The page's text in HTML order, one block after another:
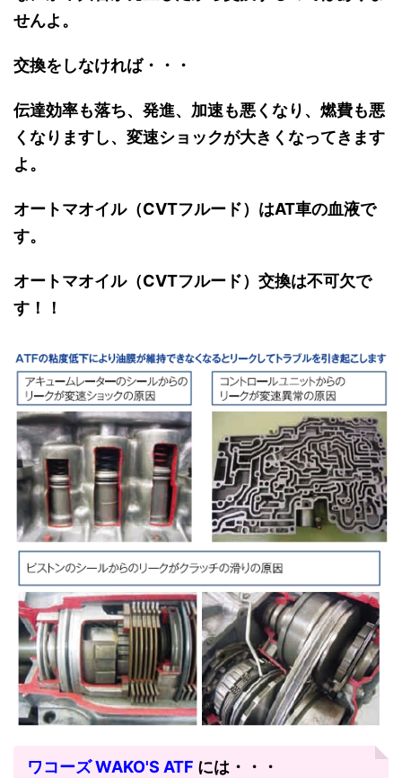
せんよ。
交換をしなければ・・・
伝達効率も落ち、発進、加速も悪くなり、燃費も悪
くなりますし、変速ショックが大きくなってきます
よ。
オートマオイル（CVTフルード）はAT車の血液で
す。
オートマオイル（CVTフルード）交換は不可欠で
す！！
ワコーズ WAKO'S ATF には・・・